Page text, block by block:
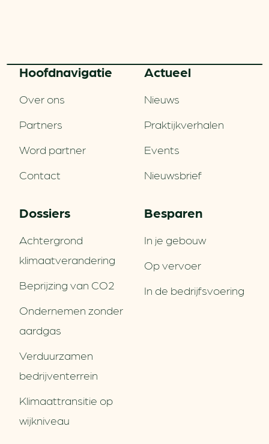
Hoofd­navigatie
Over ons
Partners
Word partner
Contact
Actueel
Nieuws
Praktijkverhalen
Events
Nieuwsbrief
Dossiers
Achtergrond
klimaatverandering
Beprijzing van CO2
Ondernemen zonder
aardgas
Verduurzamen
bedrijventerrein
Klimaattransitie op
wijkniveau
Besparen
In je gebouw
Op vervoer
In de bedrijfsvoering